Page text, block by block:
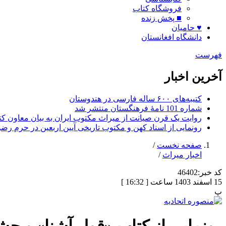
فروشگاه کتاب
■ پخش زنده
♥ حامیان
دانشگاه افغانستان
فهرست
آخرین اخبار
کتیبه‌های ۶۰۰ ساله فارسی در هندوستان
شماره 101 نامۀ فرهنگستان منتشر شد
روایت یک قرن صیانت از میراث مکتوب ایران به بیان معاون
رونمایی از اسناد کهن و مکتوب تاریخی آیین اربعین در حرم
صفحه نخست /
اخبار میراث /
کد خبر:46402
15 اسفند 1403 ساعت [ 16:32 ]
پ